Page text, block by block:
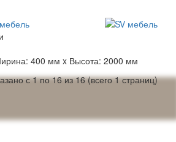
400 мм x Высота: 2000 мм
с 1 по 16 из 16 (всего 1 страниц)